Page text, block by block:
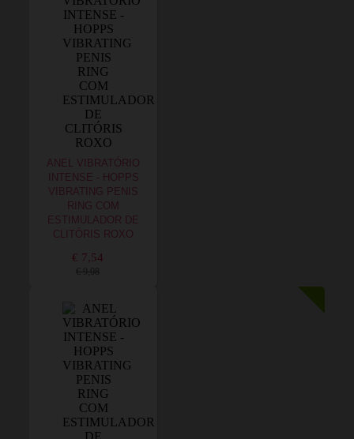
ANEL VIBRATÓRIO
INTENSE - HOPPS
VIBRATING PENIS
RING COM
ESTIMULADOR DE
CLITÓRIS ROXO
€ 7,54
€ 9,08